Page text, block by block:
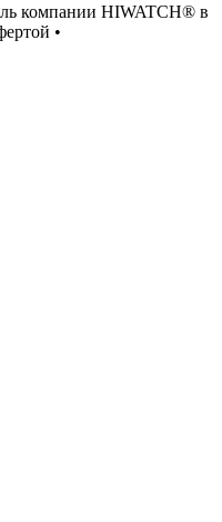
компании HIWATCH® в
•